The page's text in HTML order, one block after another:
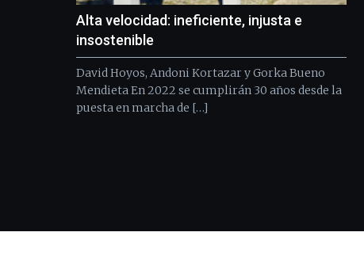
Alta velocidad: ineficiente, injusta e
insostenible
David Hoyos, Andoni Kortazar y Gorka Bueno
Mendieta En 2022 se cumplirán 30 años desde la
puesta en marcha de […]